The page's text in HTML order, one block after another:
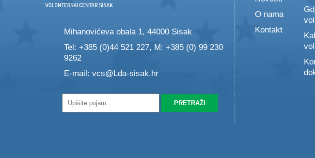
Mihanovićeva obala 1, 44000 Sisak
Tel: +385 (0)44 521 227, M: +385 (0) 99 230
9262
E-mail: vcs@Lda-sisak.hr
O nama
Kontakt